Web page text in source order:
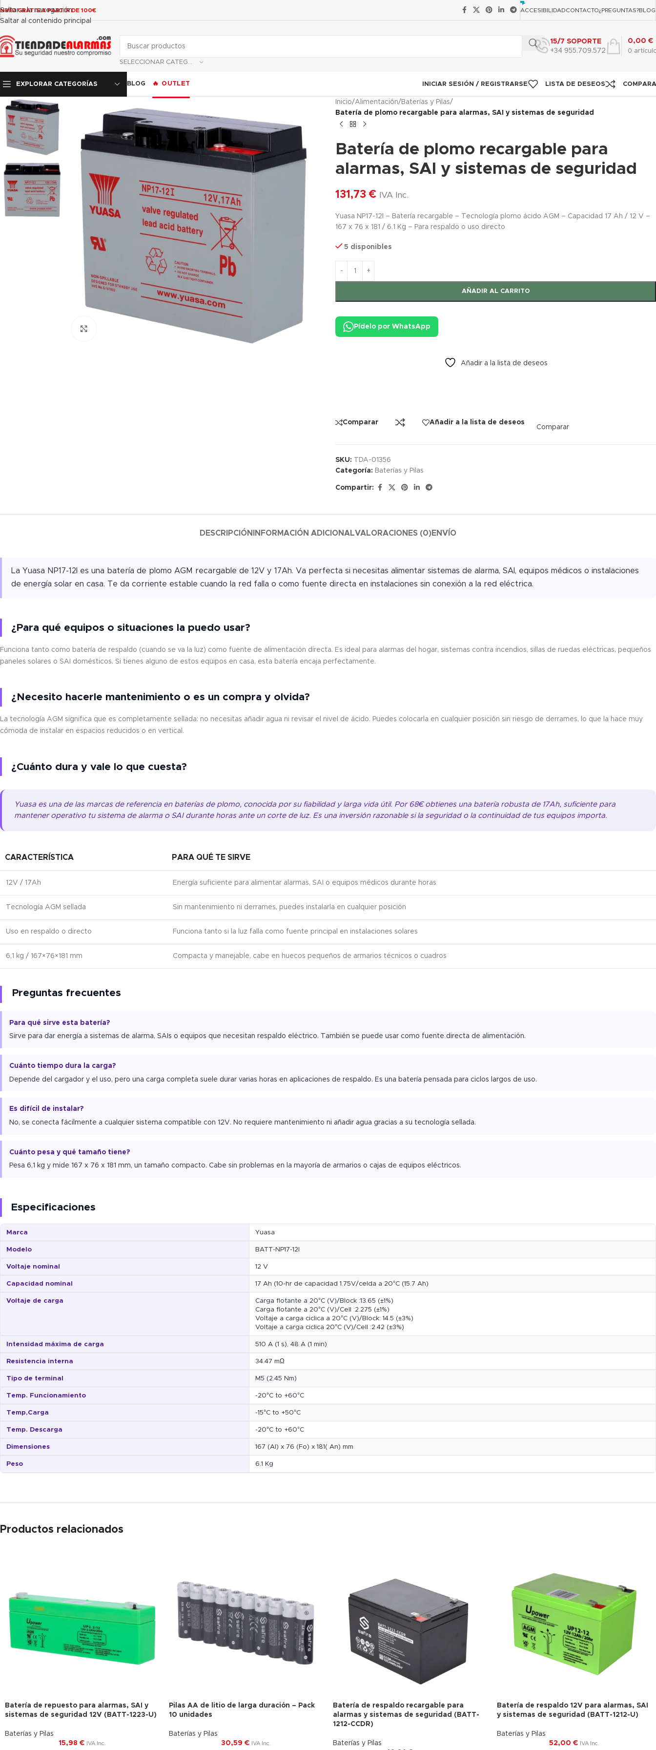
contenido
Saltar a la navegación
Saltar al contenido principal
GRATIS A PARTIR DE 100€ ACCESIBILIDADCONTACTO¿PREGUNTAS?BLOG
15/7 SOPORTE
+34 955.709.572
0
0,00 €
EXPLORAR CATEGORÍAS BLOG OUTLET INICIAR SESIÓN / REGISTRARSE LISTA DE DESEOS
Inicio/Alimentación/ Baterías y Pilas/
Batería de plomo recargable para alarmas, SAI y sistemas de seguridad
Batería de plomo recargable para
alarmas, SAI y sistemas de seguridad
131,73 € IVA Inc.
Yuasa NP17-12I – Batería recargable – Tecnología plomo ácido AGM – Capacidad 17 Ah / 12 V –
167 x 76 x 181 / 6.1 Kg – Para respaldo o uso directo
5 disponibles
AÑADIR AL CARRITO
Pídelo por WhatsApp
Añadir a la lista de deseos
Comparar Añadir a la lista de deseos
Comparar
SKU:
TDA-01356
Categoría: Baterías y Pilas
Compartir:
DESCRIPCIÓN INFORMACIÓN ADICIONALVALORACIONES (0)ENVÍO
La Yuasa NP17-12I es una batería de plomo AGM recargable de 12V y 17Ah. Va perfecta si necesitas alimentar sistemas de alarma, SAI, equipos médicos o instalaciones
de energía solar en casa. Te da corriente estable cuando la red falla o como fuente directa en instalaciones sin conexión a la red eléctrica.
¿Para qué equipos o situaciones la puedo usar?
Funciona tanto como batería de respaldo (cuando se va la luz) como fuente de alimentación directa. Es ideal para alarmas del hogar, sistemas contra incendios, sillas de ruedas eléctricas, pequeños
paneles solares o SAI domésticos. Si tienes alguno de estos equipos en casa, esta batería encaja perfectamente.
¿Necesito hacerle mantenimiento o es un compra y olvida?
La tecnología AGM significa que es completamente sellada: no necesitas añadir agua ni revisar el nivel de ácido. Puedes colocarla en cualquier posición sin riesgo de derrames, lo que la hace muy
cómoda de instalar en espacios reducidos o en vertical.
¿Cuánto dura y vale lo que cuesta?
Yuasa es una de las marcas de referencia en baterías de plomo, conocida por su fiabilidad y larga vida útil. Por 68€ obtienes una batería robusta de 17Ah, suficiente para
mantener operativo tu sistema de alarma o SAI durante horas ante un corte de luz. Es una inversión razonable si la seguridad o la continuidad de tus equipos importa.
CARACTERÍSTICA PARA QUÉ TE SIRVE
12V / 17Ah Energía suficiente para alimentar alarmas, SAI o equipos médicos durante horas
Tecnología AGM sellada Sin mantenimiento ni derrames, puedes instalarla en cualquier posición
Uso en respaldo o directo Funciona tanto si la luz falla como fuente principal en instalaciones solares
6,1 kg / 167×76×181 mm Compacta y manejable, cabe en huecos pequeños de armarios técnicos o cuadros
Preguntas frecuentes
Para qué sirve esta batería?
Sirve para dar energía a sistemas de alarma, SAIs o equipos que necesitan respaldo eléctrico. También se puede usar como fuente directa de alimentación.
Cuánto tiempo dura la carga?
Depende del cargador y el uso, pero una carga completa suele durar varias horas en aplicaciones de respaldo. Es una batería pensada para ciclos largos de uso.
Es difícil de instalar?
No, se conecta fácilmente a cualquier sistema compatible con 12V. No requiere mantenimiento ni añadir agua gracias a su tecnología sellada.
Cuánto pesa y qué tamaño tiene?
Pesa 6,1 kg y mide 167 x 76 x 181 mm, un tamaño compacto. Cabe sin problemas en la mayoría de armarios o cajas de equipos eléctricos.
Especificaciones
Marca Yuasa
Modelo BATT-NP17-12I
Voltaje nominal 12 V
Capacidad nominal 17 Ah (10-hr de capacidad 1.75V/celda a 20°C (15.7 Ah)
Voltaje de carga
Carga flotante a 20°C (V)/Block :13.65 (±1%)
Carga flotante a 20°C (V)/Cell :2.275 (±1%)
Voltaje a carga ciclica a 20°C (V)/Block: 14.5 (±3%)
Voltaje a carga ciclica 20°C (V)/Cell :2.42 (±3%)
Intensidad máxima de carga 510 A (1 s), 48 A (1 min)
Resistencia interna 34.47 mΩ
Tipo de terminal M5 (2.45 Nm)
Temp. Funcionamiento -20°C to +60°C
Temp,Carga -15°C to +50°C
Temp. Descarga -20°C to +60°C
Dimensiones 167 (Al) x 76 (Fo) x 181( An) mm
Peso 6.1 Kg
Productos relacionados
Batería de repuesto para alarmas, SAI y
sistemas de seguridad 12V (BATT-1223-U)
Baterías y Pilas
15,98 € IVA Inc.
Pilas AA de litio de larga duración – Pack
10 unidades
Baterías y Pilas
30,59 € IVA Inc.
Batería de respaldo recargable para
alarmas y sistemas de seguridad (BATT-
1212-CCDR)
Baterías y Pilas
Batería de respaldo 12V para alarmas, SAI
y sistemas de seguridad (BATT-1212-U)
Baterías y Pilas
52,00 € IVA Inc.